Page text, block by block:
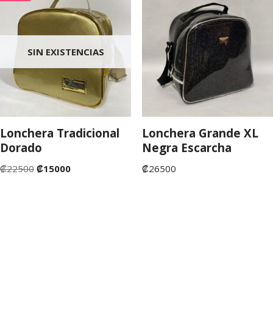
SIN EXISTENCIAS
Lonchera Tradicional
Dorado
₡22500 ₡15000
Lonchera Grande XL
Negra Escarcha
₡26500